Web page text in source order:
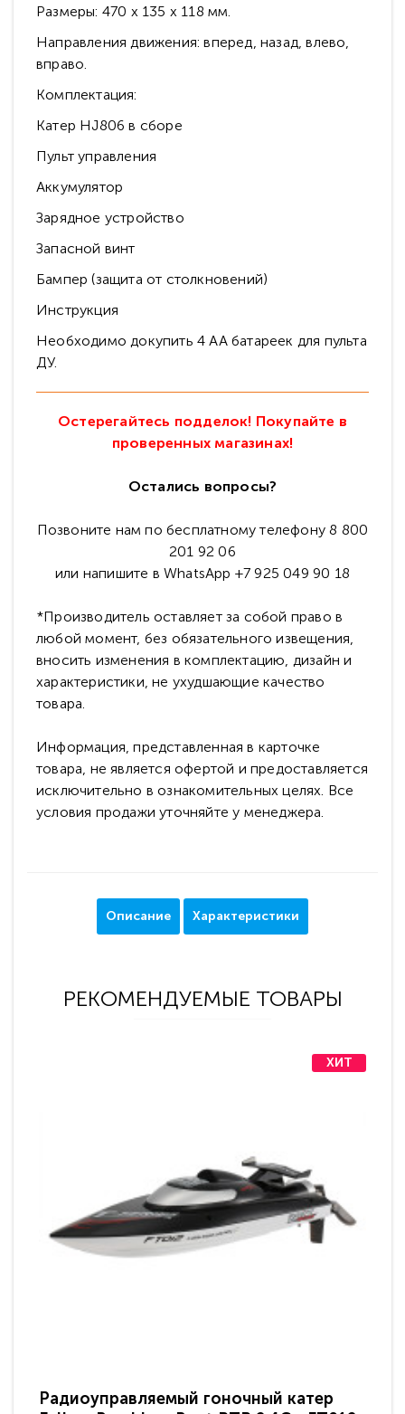
Размеры: 470 x 135 x 118 мм.
Направления движения: вперед, назад, влево,
вправо.
Комплектация:
Катер HJ806 в сборе
Пульт управления
Аккумулятор
Зарядное устройство
Запасной винт
Бампер (защита от столкновений)
Инструкция
Необходимо докупить 4 АА батареек для пульта
ДУ.
Остерегайтесь подделок! Покупайте в
проверенных магазинах!
Остались вопросы?
Позвоните нам по бесплатному телефону 8 800
201 92 06
или напишите в WhatsApp +7 925 049 90 18
*Производитель оставляет за собой право в
любой момент, без обязательного извещения,
вносить изменения в комплектацию, дизайн и
характеристики, не ухудшающие качество
товара.
Информация, представленная в карточке
товара, не является офертой и предоставляется
исключительно в ознакомительных целях. Все
условия продажи уточняйте у менеджера.
Описание Характеристики
РЕКОМЕНДУЕМЫЕ ТОВАРЫ
ХИТ
Радиоуправляемый гоночный катер